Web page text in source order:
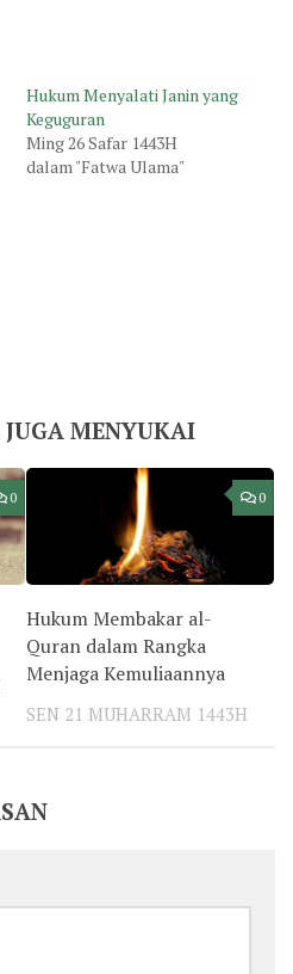
Hukum Menyalati Janin yang
Keguguran
Ming 26 Safar 1443H
dalam "Fatwa Ulama"
MENYUKAI
0 0
Hukum Membakar al-
Quran dalam Rangka
Menjaga Kemuliaannya
SEN 21 MUHARRAM 1443H